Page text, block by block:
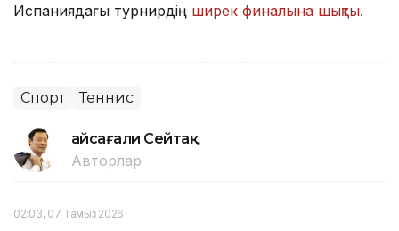
Испаниядағы турнирдің ширек финалына шықты.
Спорт Теннис
Ғайсағали Сейтақ
Авторлар
02:03, 07 Тамыз 2026